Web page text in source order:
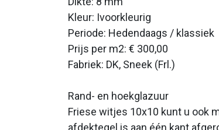
Kleur: Ivoorkleurig
Periode: Hedendaags / klassiek
Prijs per m2: € 300,00
Fabriek: DK, Sneek (Frl.)
Rand- en hoekglazuur
Friese witjes 10x10 kunt u ook